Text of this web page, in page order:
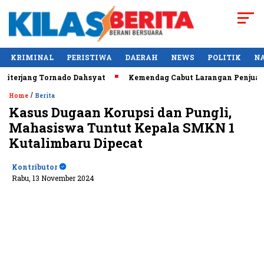
KRIMINAL PERISTIWA DAERAH NEWS POLITIK
Tornado Dahsyat Kemendag Cabut Larangan Penjualan
Home / Berita
Kasus Dugaan Korupsi dan Pungli,
Mahasiswa Tuntut Kepala SMKN 1
Kutalimbaru Dipecat
Kontributor
Rabu, 13 November 2024